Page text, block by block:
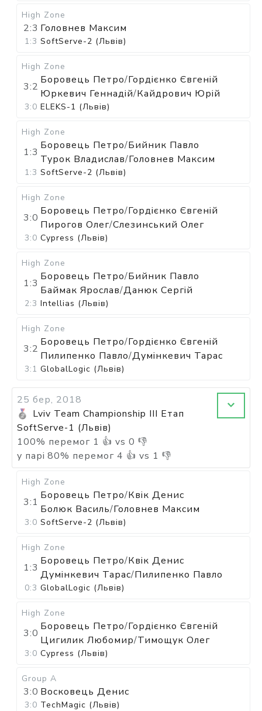
High Zone
2:3 Головнев Максим
1:3 SoftServe-2 (Львів)
High Zone
3:2
Боровець Петро/Гордієнко Євгеній
Юркевич Геннадій/Кайдрович Юрій
3:0 ELEKS-1 (Львів)
High Zone
1:3
Боровець Петро/Бийник Павло
Турок Владислав/Головнев Максим
1:3 SoftServe-2 (Львів)
High Zone
3:0
Боровець Петро/Гордієнко Євгеній
Пирогов Олег/Слезинський Олег
3:0 Cypress (Львів)
High Zone
1:3
Боровець Петро/Бийник Павло
Баймак Ярослав/Данюк Сергій
2:3 Intellias (Львів)
High Zone
3:2
Боровець Петро/Гордієнко Євгеній
Пилипенко Павло/Думінкевич Тарас
3:1 GlobalLogic (Львів)
25 бер, 2018
Lviv Team Championship III Етап
SoftServe-1 (Львів)
100% перемог 1 👍 vs 0 👎
у парі 80% перемог 4 👍 vs 1 👎
High Zone
3:1
Боровець Петро/Квік Денис
Болюк Василь/Головнев Максим
3:0 SoftServe-2 (Львів)
High Zone
1:3
Боровець Петро/Квік Денис
Думінкевич Тарас/Пилипенко Павло
0:3 GlobalLogic (Львів)
High Zone
3:0
Боровець Петро/Гордієнко Євгеній
Цигилик Любомир/Тимощук Олег
3:0 Cypress (Львів)
Group A
3:0 Восковець Денис
3:0 TechMagic (Львів)